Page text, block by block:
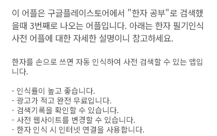
이 어플은 구글플레이스토어에서 "한자 공부"로 검색했
을때 3번째로 나오는 어플입니다. 아래는 한자 필기인식
사전 어플에 대한 자세한 설명이니 참고하세요.
한자를 손으로 쓰면 자동 인식하여 사전 검색할 수 있는 앱입
니다.
- 인식률이 높고 좋습니다.
- 광고가 적고 완전 무료입니다.
- 검색기록을 확인할 수 있습니다.
- 사전 웹사이트를 변경할 수 있습니다.
- 한자 인식 시 인터넷 연결을 사용합니다.